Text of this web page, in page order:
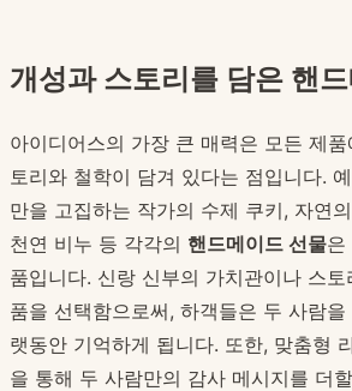
개성과 스토리를 담은 핸
아이디어스의 가장 큰 매력은 모든 제
토리와 철학이 담겨 있다는 점입니다.
만을 고집하는 작가의 수제 쿠키, 자연
천연 비누 등 각각의 핸드메이드 선물은
품입니다. 신랑 신부의 가치관이나 스
품을 선택함으로써, 하객들은 두 사람
랫동안 기억하게 됩니다. 또한, 맞춤형
을 통해 두 사람만의 감사 메시지를 더